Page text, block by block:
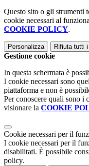
Questo sito o gli strumenti
cookie necessari al
COOKIE POLICY.
Personalizza Rifiuta tutti i
Gestione cookie
In questa schermata è
I cookie necessari sono
piattaforma e non è
Per conoscere quali sono i
visionare la COOKIE
Cookie necessari per il
I cookie necessari per il
disabilitati. È possibile
policy.